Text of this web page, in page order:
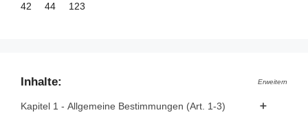
42 44 123
Inhalte: Erweitern
Kapitel 1 - Allgemeine Bestimmungen (Art. 1-3)